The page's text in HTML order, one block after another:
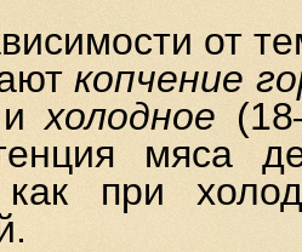
от
копчение
ихолодное
мяса
при